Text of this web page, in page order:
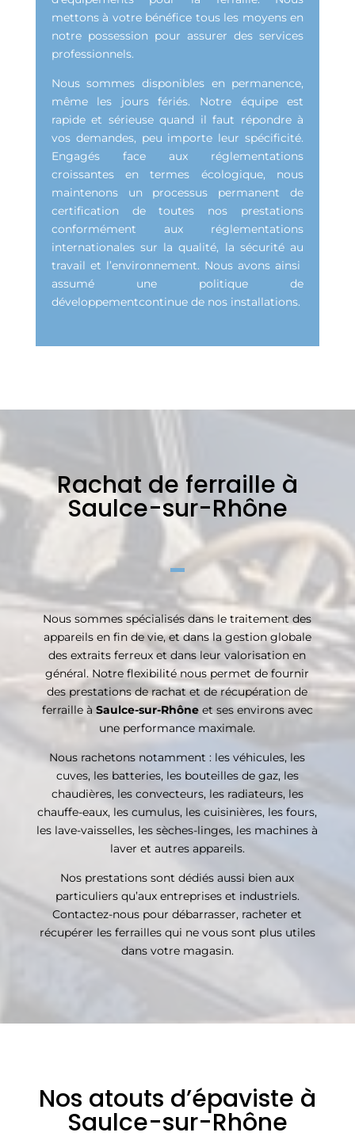
mettons à votre bénéfice tous les moyens en
notre possession pour assurer des services
professionnels.
Nous sommes disponibles en permanence,
même les jours fériés. Notre équipe est
rapide et sérieuse quand il faut répondre à
vos demandes, peu importe leur spécificité.
Engagés face aux réglementations
croissantes en termes écologique, nous
maintenons un processus permanent de
certification de toutes nos prestations
conformément aux réglementations
internationales sur la qualité, la sécurité au
travail et l’environnement. Nous avons ainsi
assumé une politique de
développementcontinue de nos installations.
Rachat de ferraille à
Saulce-sur-Rhône
Nous sommes spécialisés dans le traitement des
appareils en fin de vie, et dans la gestion globale
des extraits ferreux et dans leur valorisation en
général. Notre flexibilité nous permet de fournir
des prestations de rachat et de récupération de
ferraille à Saulce-sur-Rhôneet ses environs avec
une performance maximale.
Nous rachetons notamment : les véhicules, les
cuves, les batteries, les bouteilles de gaz, les
chaudières, les convecteurs, les radiateurs, les
chauffe-eaux, les cumulus, les cuisinières, les fours,
les lave-vaisselles, les sèches-linges, les machines à
laver et autres appareils.
Nos prestations sont dédiés aussi bien aux
particuliers qu’aux entreprises et industriels.
Contactez-nous pour débarrasser, racheter et
récupérer les ferrailles qui ne vous sont plus utiles
dans votre magasin.
Nos atouts d’épaviste à
Saulce-sur-Rhône